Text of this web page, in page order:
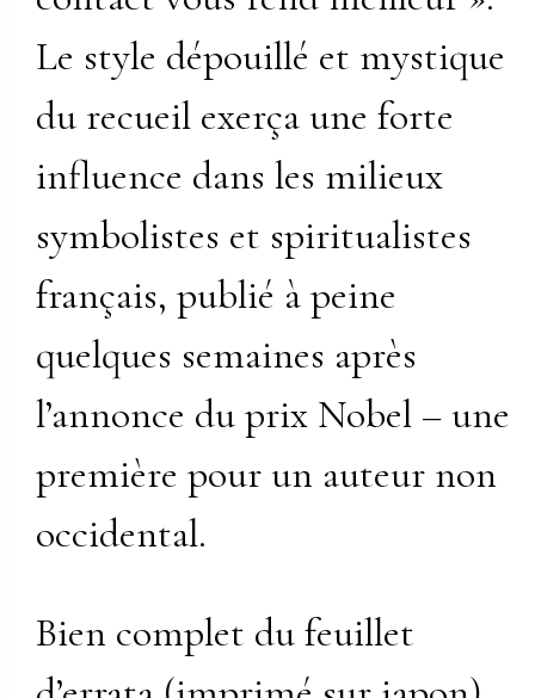
Le style dépouillé et mystique
du recueil exerça une forte
influence dans les milieux
symbolistes et spiritualistes
français, publié à peine
quelques semaines après
l’annonce du prix Nobel – une
première pour un auteur non
occidental.
Bien complet du feuillet